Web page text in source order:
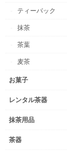
ティーバック
抹茶
茶葉
麦茶
お菓子
レンタル茶器
抹茶用品
茶器